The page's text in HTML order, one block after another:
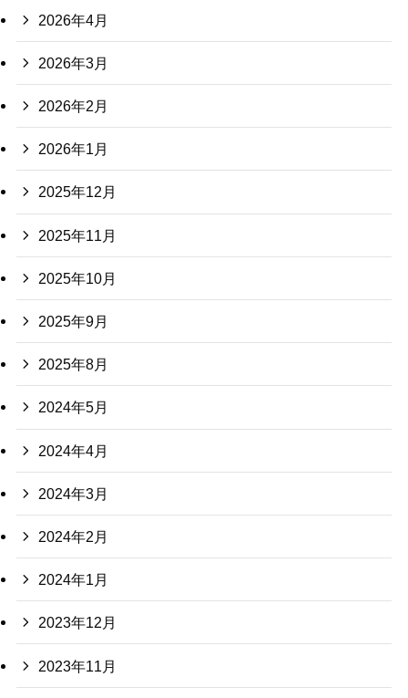
2026年4月
2026年3月
2026年2月
2026年1月
2025年12月
2025年11月
2025年10月
2025年9月
2025年8月
2024年5月
2024年4月
2024年3月
2024年2月
2024年1月
2023年12月
2023年11月